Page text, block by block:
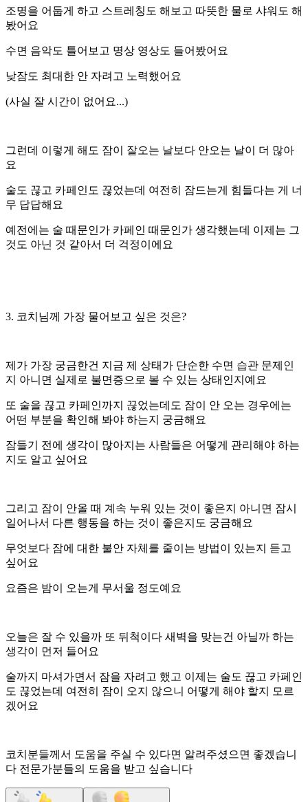
조명을 어둡게 하고 스트레칭도 해보고 따뜻한 물로 샤워도 해
봤어요
수면 음악도 틀어보고 명상 영상도 들어봤어요
낮잠도 최대한 안 자려고 노력했어요
(사실 잘 시간이 없어요...)
그런데 이렇게 해도 잠이 잘오는 날보다 안오는 날이 더 많아
요
술도 끊고 카페인도 끊었는데 여전히 잠드는게 힘들다는 게 너
무 답답해요
예전에는 술 때문인가 카페인 때문인가 생각했는데 이제는 그
것도 아닌 것 같아서 더 걱정이에요
3. 코치님께 가장 물어보고 싶은 것은?
제가 가장 궁금한건 지금 제 상태가 단순한 수면 습관 문제인
지 아니면 실제로 불면증으로 볼 수 있는 상태인지예요
또 술을 끊고 카페인까지 끊었는데도 잠이 안 오는 경우에는
어떤 부분을 확인해 봐야 하는지 궁금해요
잠들기 전에 생각이 많아지는 사람들은 어떻게 관리해야 하는
지도 알고 싶어요
그리고 잠이 안올 때 계속 누워 있는 것이 좋은지 아니면 잠시
일어나서 다른 행동을 하는 것이 좋은지도 궁금해요
무엇보다 잠에 대한 불안 자체를 줄이는 방법이 있는지 듣고
싶어요
요즘은 밤이 오는게 무서울 정도예요
오늘은 잘 수 있을까 또 뒤척이다 새벽을 맞는건 아닐까 하는
생각이 먼저 들어요
술까지 마셔가면서 잠을 자려고 했고 이제는 술도 끊고 카페인
도 끊었는데 여전히 잠이 오지 않으니 어떻게 해야 할지 모르
겠어요
코치분들께서 도움을 주실 수 있다면 알려주셨으면 좋겠습니
다 전문가분들의 도움을 받고 싶습니다